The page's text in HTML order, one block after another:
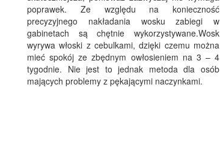
poprawek. Ze względu na konieczność
precyzyjnego nakładania wosku zabiegi w
gabinetach są chętnie wykorzystywane.Wosk
wyrywa włoski z cebulkami, dzięki czemu można
mieć spokój ze zbędnym owłosieniem na 3 – 4
tygodnie. Nie jest to jednak metoda dla osób
mających problemy z pękającymi naczynkami.